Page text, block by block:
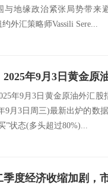
与地缘政治紧张局势带来
外汇策略师Vassili Sere...
年9月3日黄金原油外汇股
9月3日周三)最新出炉的数
”状态(多头超过80%)...